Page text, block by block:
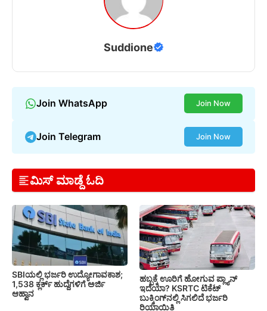
Suddione
Join WhatsApp Join Now
Join Telegram Join Now
ಮಿಸ್ ಮಾಡ್ದೆ ಓದಿ
SBIಯಲ್ಲಿ ಭರ್ಜರಿ ಉದ್ಯೋಗಾವಕಾಶ;
1,538 ಕ್ಲರ್ಕ್ ಹುದ್ದೆಗಳಿಗೆ ಅರ್ಜಿ
ಆಹ್ವಾನ
ಹಬ್ಬಕ್ಕೆ ಊರಿಗೆ ಹೋಗುವ ಪ್ಲ್ಯಾನ್
ಇದೆಯಾ? KSRTC ಟಿಕೆಟ್
ಬುಕ್ಕಿಂಗ್‌ನಲ್ಲಿ ಸಿಗಲಿದೆ ಭರ್ಜರಿ
ರಿಯಾಯಿತಿ